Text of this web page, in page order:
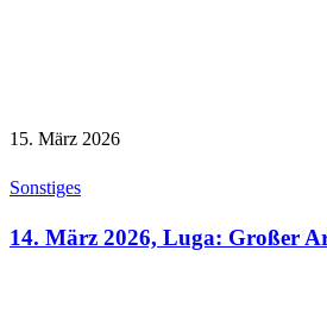
15. März 2026
Sonstiges
14. März 2026, Luga: Großer